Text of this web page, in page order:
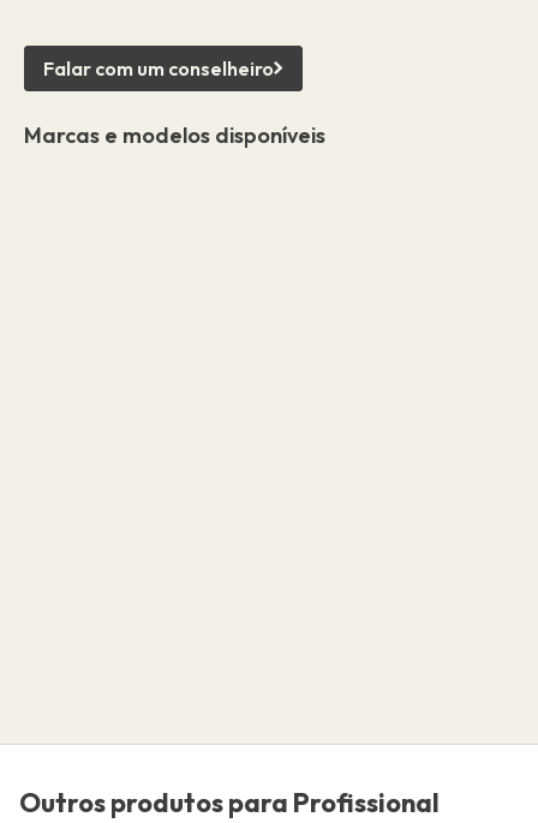
Falar com um conselheiro
Marcas e modelos disponíveis
Outros produtos para Profissional